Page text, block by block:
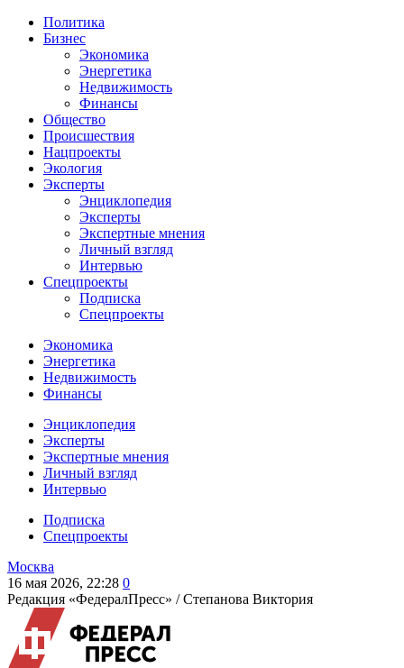
Политика
Бизнес
Экономика
Энергетика
Недвижимость
Финансы
Общество
Происшествия
Нацпроекты
Экология
Эксперты
Энциклопедия
Эксперты
Экспертные мнения
Личный взгляд
Интервью
Спецпроекты
Подписка
Спецпроекты
Экономика
Энергетика
Недвижимость
Финансы
Энциклопедия
Эксперты
Экспертные мнения
Личный взгляд
Интервью
Подписка
Спецпроекты
Москва
16 мая 2026, 22:28 0
Редакция «ФедералПресс» /Степанова Виктория